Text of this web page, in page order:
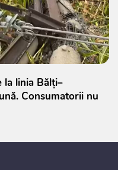
la linia Bălți–
Consumatorii nu